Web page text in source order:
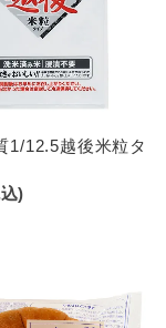
1/12.5越後米粒タ
)